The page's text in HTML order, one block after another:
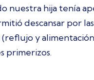
nuestra hija tenía
descansar por
y
primerizos.